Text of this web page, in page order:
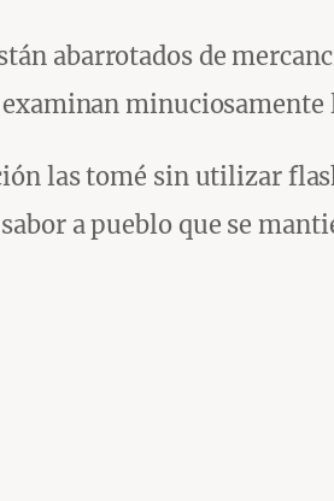
abarrotados de
minuciosamente
las tomé sin utilizar
a pueblo que se